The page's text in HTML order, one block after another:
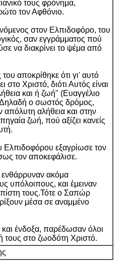
τους φρόνημα,
τον Αφθόνιο.
στον Ελπιδοφόρο, του
σαν εγγράμματος πού
να διακρίνει το ψέμα από
αποκρίθηκε ότι γι' αυτό
στο Χριστό, διότι Αυτός είναι
και ή ζωή" (Ευαγγέλιο
Δηλαδή ο σωστός δρόμος,
απόλυτη αλήθεια και στην
ζωή, πού αξίζει κανείς
Ελπιδοφόρου εξαγρίωσε τον
τον αποκεφάλισε.
ενθάρρυναν ακόμα
υπόλοιπους, και έμειναν
τους.Τότε ο Σαπώρ
μέσα σε αναμμένο
και ένδοξα, παρέδωσαν όλοι
τους στο ζωοδότη Χριστό.